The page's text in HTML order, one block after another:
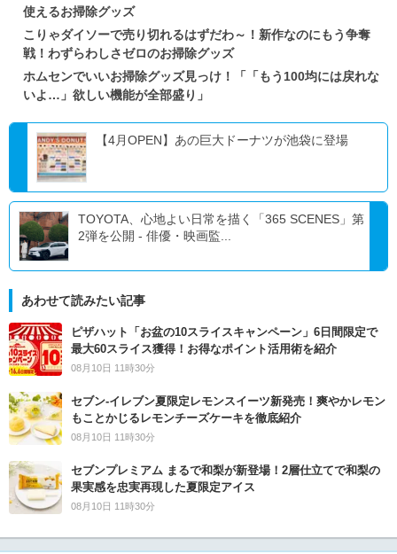
使えるお掃除グッズ
こりゃダイソーで売り切れるはずだわ～！新作なのにもう争奪
戦！わずらわしさゼロのお掃除グッズ
ホムセンでいいお掃除グッズ見っけ！「「もう100均には戻れな
いよ…」欲しい機能が全部盛り」
【4月OPEN】あの巨大ドーナツが池袋に登場
TOYOTA、心地よい日常を描く「365 SCENES」第
2弾を公開 - 俳優・映画監...
あわせて読みたい記事
ピザハット「お盆の10スライスキャンペーン」6日間限定で
最大60スライス獲得！お得なポイント活用術を紹介
08月10日 11時30分
セブン‐イレブン夏限定レモンスイーツ新発売！爽やかレモン
もことかじるレモンチーズケーキを徹底紹介
08月10日 11時30分
セブンプレミアム まるで和梨が新登場！2層仕立てで和梨の
果実感を忠実再現した夏限定アイス
08月10日 11時30分